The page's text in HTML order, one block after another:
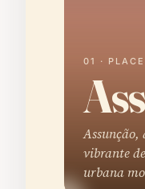
01 · PLACE
vibrante
urbana